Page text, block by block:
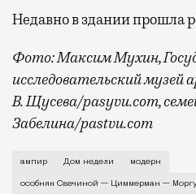
Недавно в здании прошла
Фото: Максим Мухин,
исследовательский
В. Щусева/pasyvu.com,
Забелина/pastvu.com
История каменного
ампир Дом недели модерн
особняк Свечиной — Циммерман —